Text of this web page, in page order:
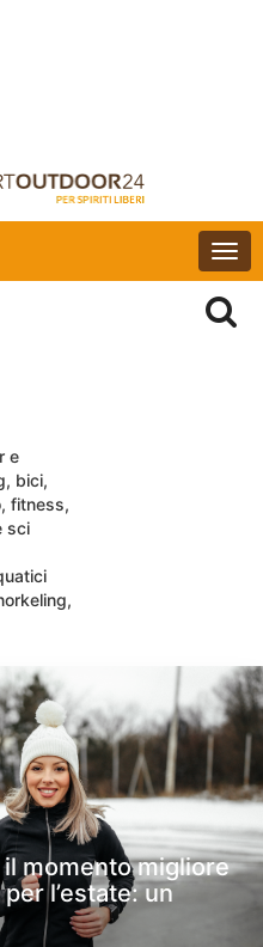
e
bici,
fitness,
sci
momento migliore
l’estate: un